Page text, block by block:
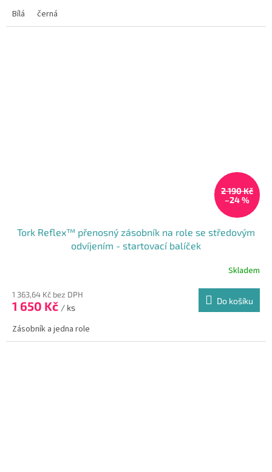
Bílá
černá
2 190 Kč
–24 %
Tork Reflex™ přenosný zásobník na role se středovým
odvíjením - startovací balíček
Skladem
1 363,64 Kč bez DPH
1 650 Kč / ks
Do košíku
Zásobník a jedna role